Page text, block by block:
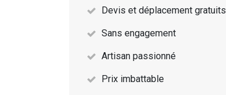
Devis et déplacement gratuits
Sans engagement
Artisan passionné
Prix imbattable